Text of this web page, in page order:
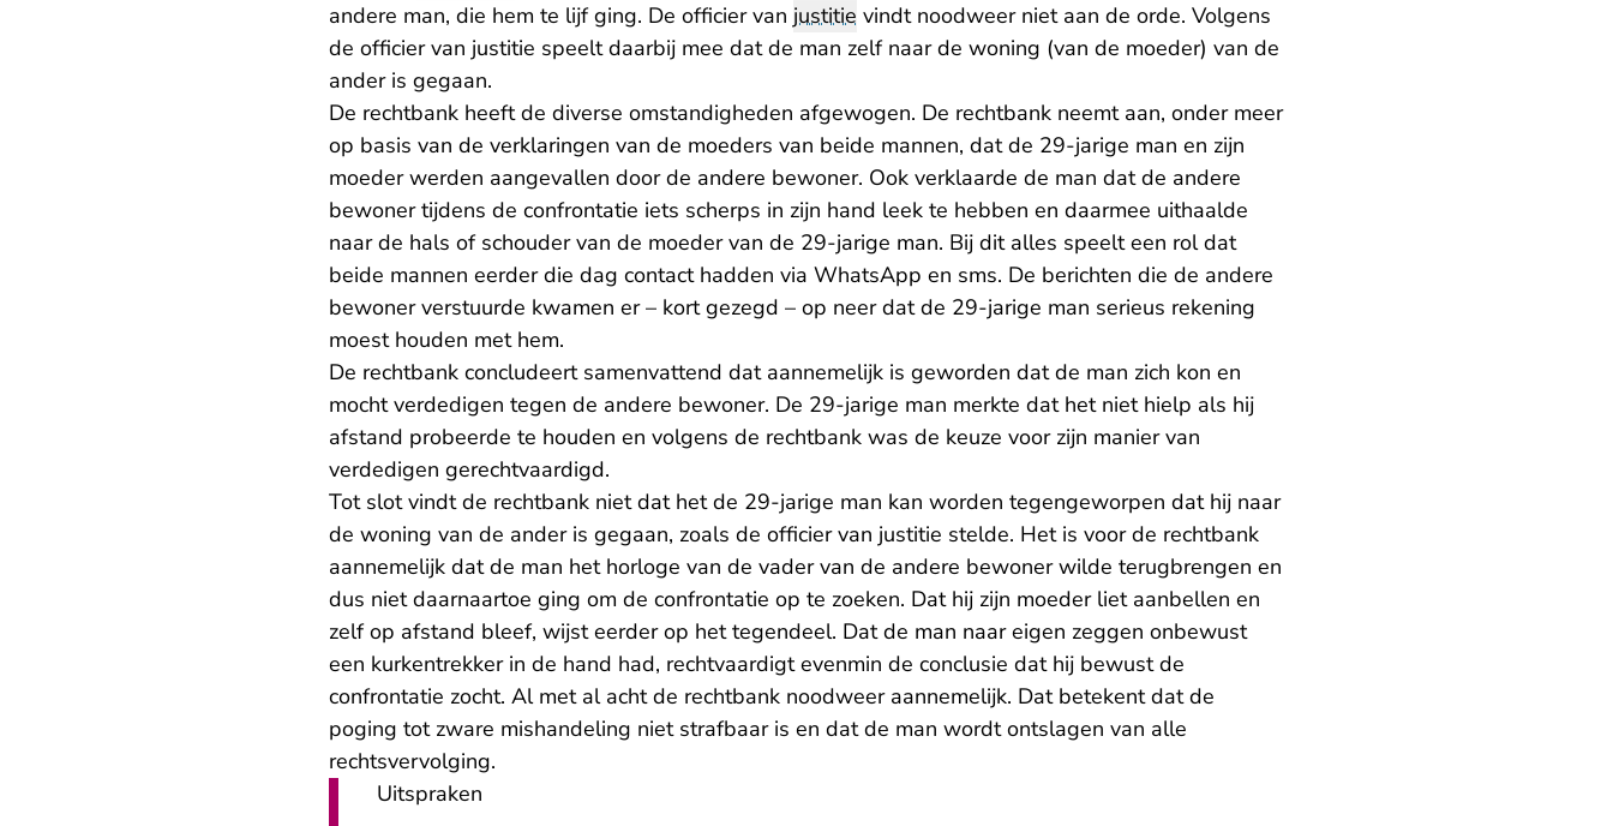
andere man, die hem te lijf ging. De officier van justitie vindt noodweer niet aan de orde. Volgens
de officier van justitie speelt daarbij mee dat de man zelf naar de woning (van de moeder) van de
ander is gegaan.
De rechtbank heeft de diverse omstandigheden afgewogen. De rechtbank neemt aan, onder meer
op basis van de verklaringen van de moeders van beide mannen, dat de 29-jarige man en zijn
moeder werden aangevallen door de andere bewoner. Ook verklaarde de man dat de andere
bewoner tijdens de confrontatie iets scherps in zijn hand leek te hebben en daarmee uithaalde
naar de hals of schouder van de moeder van de 29-jarige man. Bij dit alles speelt een rol dat
beide mannen eerder die dag contact hadden via WhatsApp en sms. De berichten die de andere
bewoner verstuurde kwamen er – kort gezegd – op neer dat de 29-jarige man serieus rekening
moest houden met hem.
De rechtbank concludeert samenvattend dat aannemelijk is geworden dat de man zich kon en
mocht verdedigen tegen de andere bewoner. De 29-jarige man merkte dat het niet hielp als hij
afstand probeerde te houden en volgens de rechtbank was de keuze voor zijn manier van
verdedigen gerechtvaardigd.
Tot slot vindt de rechtbank niet dat het de 29-jarige man kan worden tegengeworpen dat hij naar
de woning van de ander is gegaan, zoals de officier van justitie stelde. Het is voor de rechtbank
aannemelijk dat de man het horloge van de vader van de andere bewoner wilde terugbrengen en
dus niet daarnaartoe ging om de confrontatie op te zoeken. Dat hij zijn moeder liet aanbellen en
zelf op afstand bleef, wijst eerder op het tegendeel. Dat de man naar eigen zeggen onbewust
een kurkentrekker in de hand had, rechtvaardigt evenmin de conclusie dat hij bewust de
confrontatie zocht. Al met al acht de rechtbank noodweer aannemelijk. Dat betekent dat de
poging tot zware mishandeling niet strafbaar is en dat de man wordt ontslagen van alle
rechtsvervolging.
Uitspraken